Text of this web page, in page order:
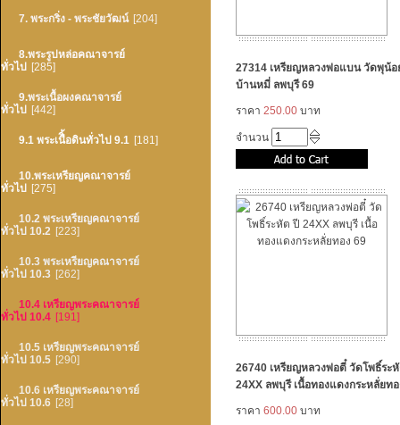
7. พระกริ่ง - พระชัยวัฒน์ [204]
8.พระรูปหล่อคณาจารย์
ทั่วไป
[285]
9.พระเนื้อผงคณาจารย์
ทั่วไป
[442]
9.1 พระเนืิ้อดินทั่วไป 9.1 [181]
10.พระเหรียญคณาจารย์
ทั่วไป
[275]
10.2 พระเหรียญคณาจารย์
ทั่วไป 10.2 [223]
10.3 พระเหรียญคณาจารย์
ทั่วไป 10.3 [262]
10.4 เหรียญพระคณาจารย์
ทั่วไป 10.4 [191]
10.5 เหรียญพระคณาจารย์
ทั่วไป 10.5 [290]
10.6 เหรียญพระคณาจารย์
ทั่วไป 10.6 [28]
27314 เหรียญหลวงพ่อแบน วัดพุน้อ
บ้านหมี่ ลพบุรี 69
ราคา 250.00 บาท
จำนวน
26740 เหรียญหลวงพ่อตี๋ วัดโพธิ์ระ
24XX ลพบุรี เนื้อทองแดงกระหลั่ยท
ราคา 600.00 บาท